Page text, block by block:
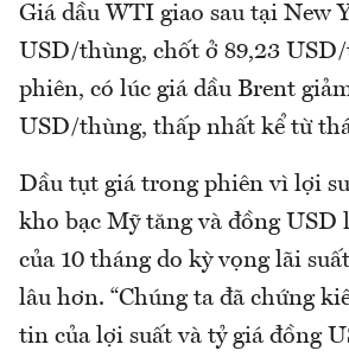
Giá dầu WTI giao sau tại New
USD/thùng, chốt ở 89,23
phiên, có lúc giá dầu Brent
USD/thùng, thấp nhất kể từ
Dầu tụt giá trong phiên vì lợi
kho bạc Mỹ tăng và đồng
của 10 tháng do kỳ vọng lãi
lâu hơn. “Chúng ta đã chứng
tin của lợi suất và tỷ giá đồng